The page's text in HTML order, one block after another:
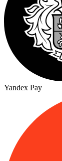
Yandex Pay